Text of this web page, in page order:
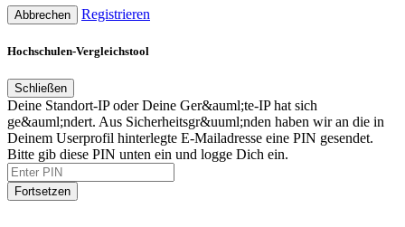
Abbrechen Registrieren
Hochschulen-Vergleichstool
Schließen
Deine Standort-IP oder Deine Ger&auml;te-IP hat sich
ge&auml;ndert. Aus Sicherheitsgr&uuml;nden haben wir an die in
Deinem Userprofil hinterlegte E-Mailadresse eine PIN gesendet.
Bitte gib diese PIN unten ein und logge Dich ein.
Fortsetzen